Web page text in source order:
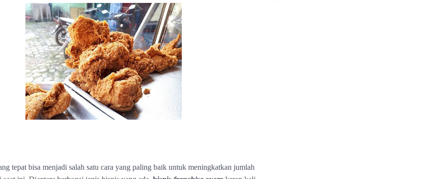
tepat bisa menjadi salah satu cara yang paling baik untuk meningkatkan jumlah